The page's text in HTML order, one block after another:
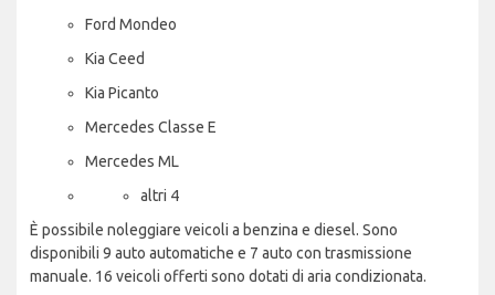
Ford Mondeo
Kia Ceed
Kia Picanto
Mercedes Classe E
Mercedes ML
altri 4
È possibile noleggiare veicoli a benzina e diesel. Sono
disponibili 9 auto automatiche e 7 auto con trasmissione
manuale. 16 veicoli offerti sono dotati di aria condizionata.